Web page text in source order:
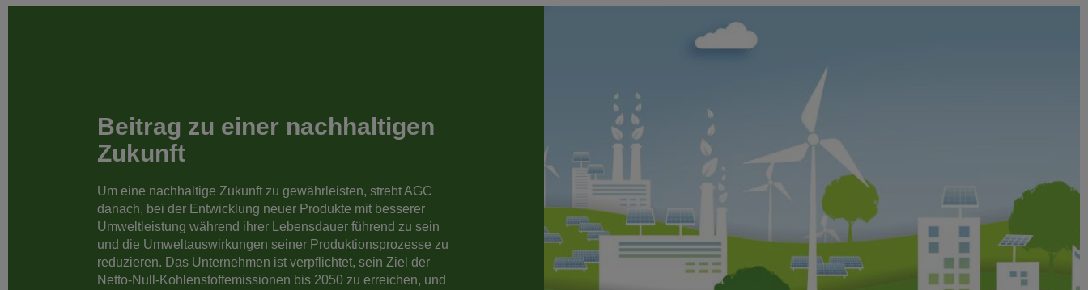
Beitrag zu einer nachhaltigen
Zukunft
Um eine nachhaltige Zukunft zu gewährleisten, strebt AGC
danach, bei der Entwicklung neuer Produkte mit besserer
Umweltleistung während ihrer Lebensdauer führend zu sein
und die Umweltauswirkungen seiner Produktionsprozesse zu
reduzieren. Das Unternehmen ist verpflichtet, sein Ziel der
Netto-Null-Kohlenstoffemissionen bis 2050 zu erreichen, und